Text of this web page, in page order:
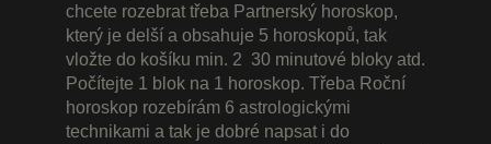
chcete rozebrat třeba Partnerský horoskop,
který je delší a obsahuje 5 horoskopů, tak
vložte do košíku min. 2 30 minutové bloky atd.
Počítejte 1 blok na 1 horoskop. Třeba Roční
horoskop rozebírám 6 astrologickými
technikami a tak je dobré napsat i do